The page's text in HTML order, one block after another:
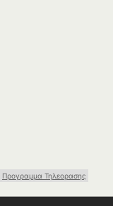
Προγραμμα Τηλεορασης